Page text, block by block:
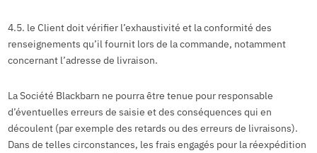
4.5. le Client doit vérifier l’exhaustivité et la conformité des
renseignements qu’il fournit lors de la commande, notamment
concernant l’adresse de livraison.
La Société Blackbarn ne pourra être tenue pour responsable
d’éventuelles erreurs de saisie et des conséquences qui en
découlent (par exemple des retards ou des erreurs de livraisons).
Dans de telles circonstances, les frais engagés pour la réexpédition